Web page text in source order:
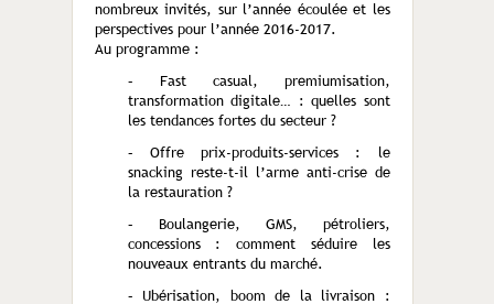
nombreux invités, sur l’année écoulée et les
perspectives pour l’année 2016-2017.
Au programme :
– Fast casual, premiumisation,
transformation digitale… : quelles sont
les tendances fortes du secteur ?
– Offre prix-produits-services : le
snacking reste-t-il l’arme anti-crise de
la restauration ?
– Boulangerie, GMS, pétroliers,
concessions : comment séduire les
nouveaux entrants du marché.
– Ubérisation, boom de la livraison :